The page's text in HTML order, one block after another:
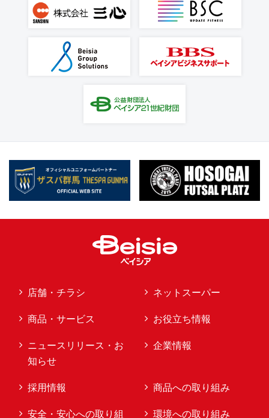
店舗・チラシ ネットスーパー
商品・サービス お役立ち情報
ニュースリリース・お
知らせ
企業情報
採用情報 商品への取り組み
安全・安心への取り組 環境への取り組み